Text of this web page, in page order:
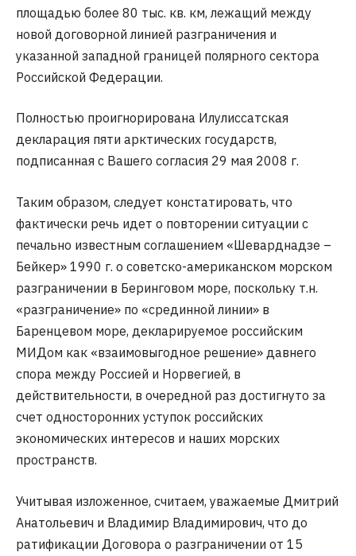
площадью более 80 тыс. кв. км, лежащий между
новой договорной линией разграничения и
указанной западной границей полярного сектора
Российской Федерации.
Полностью проигнорирована Илулиссатская
декларация пяти арктических государств,
подписанная с Вашего согласия 29 мая 2008 г.
Таким образом, следует констатировать, что
фактически речь идет о повторении ситуации с
печально известным соглашением «Шеварднадзе –
Бейкер» 1990 г. о советско-американском морском
разграничении в Беринговом море, поскольку т.н.
«разграничение» по «срединной линии» в
Баренцевом море, декларируемое российским
МИДом как «взаимовыгодное решение» давнего
спора между Россией и Норвегией, в
действительности, в очередной раз достигнуто за
счет односторонних уступок российских
экономических интересов и наших морских
пространств.
Учитывая изложенное, считаем, уважаемые Дмитрий
Анатольевич и Владимир Владимирович, что до
ратификации Договора о разграничении от 15